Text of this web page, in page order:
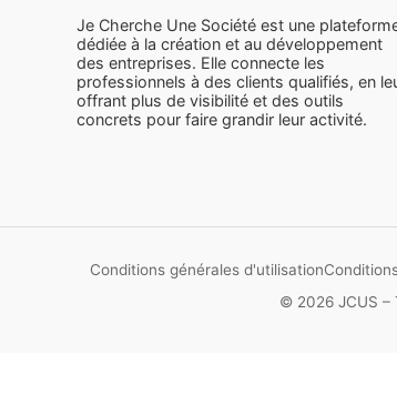
Je Cherche Une Société est une
dédiée à la création et au développement
des entreprises. Elle connecte les
professionnels à des clients qualifiés, en
offrant plus de visibilité et des outils
concrets pour faire grandir leur activité.
Conditions générales d'utilisation
© 2026 JCUS –